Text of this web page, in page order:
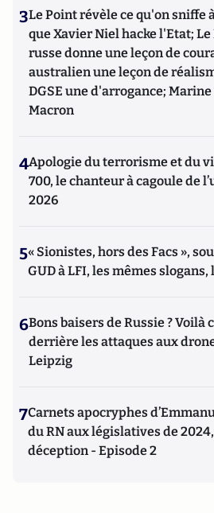
3Le Point révèle ce qu'on sniffe
que Xavier Niel hacke l'Etat;
russe donne une leçon de
australien une leçon de
DGSE une d'arrogance;
Macron
4Apologie du terrorisme et du
700, le chanteur à cagoule de
2026
5« Sionistes, hors des Facs »,
GUD à LFI, les mêmes
6Bons baisers de Russie ? Voilà
derrière les attaques aux
Leipzig
7Carnets apocryphes
du RN aux législatives de
déception - Episode 2